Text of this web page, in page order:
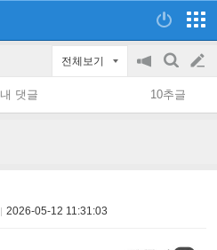
전체보기
공
지
on/off
검
색
글
쓰
내 댓글 10추글
2026-05-12 11:31:03